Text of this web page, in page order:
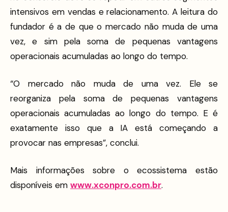
intensivos em vendas e relacionamento. A leitura do
fundador é a de que o mercado não muda de uma
vez, e sim pela soma de pequenas vantagens
operacionais acumuladas ao longo do tempo.
“O mercado não muda de uma vez. Ele se
reorganiza pela soma de pequenas vantagens
operacionais acumuladas ao longo do tempo. E é
exatamente isso que a IA está começando a
provocar nas empresas”, conclui.
Mais informações sobre o ecossistema estão
disponíveis em www.xconpro.com.br.